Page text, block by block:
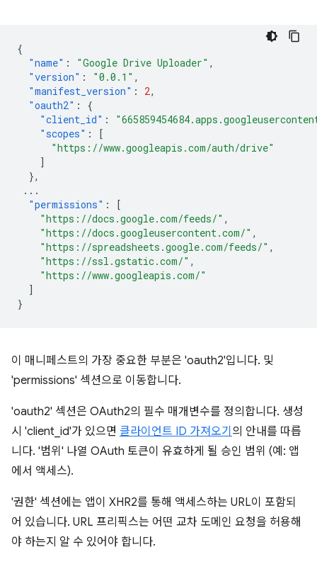
{
"name" : "Google Drive Uploader" ,
"version" : "0.0.1" ,
"manifest_version" : 2,
"oauth2" :
{
"client_id" :
"scopes" :
[
"https://www.googleapis.com/auth/drive"
]
},
...
"permissions" :
[
"https://docs.google.com/feeds/" ,
"https://docs.googleusercontent.com/" ,
"https://spreadsheets.google.com/feeds/" ,
"https://ssl.gstatic.com/" ,
"https://www.googleapis.com/"
]
}
이 매니페스트의 가장 중요한 부분은 'oauth2'입니다. 및
'permissions' 섹션으로 이동합니다.
'oauth2' 섹션은 OAuth2의 필수 매개변수를 정의합니다. 생성
시 'client_id'가 있으면 클라이언트 ID 가져오기 의 안내를 따릅
니다. '범위' 나열 OAuth 토큰이 유효하게 될 승인 범위 (예: 앱
에서 액세스).
'권한' 섹션에는 앱이 XHR2를 통해 액세스하는 URL이 포함되
어 있습니다. URL 프리픽스는 어떤 교차 도메인 요청을 허용해
야 하는지 알 수 있어야 합니다.